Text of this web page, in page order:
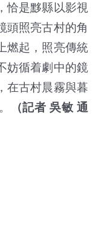
恰是黟縣以影視
照亮古村的角
燃起，照亮傳統
妨循着劇中的鏡
在古村晨霧與暮
（記者 吳敏 通